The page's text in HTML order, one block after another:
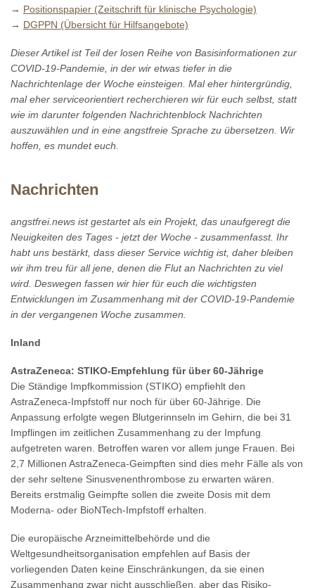
→ Positionspapier (Zeitschrift für klinische Psychologie)
→ DGPPN (Übersicht für Hilfsangebote)
Dieser Artikel ist Teil der losen Reihe von Basisinformationen zur
COVID-19-Pandemie, in der wir etwas tiefer in die
Nachrichtenlage der Woche einsteigen. Mal eher hintergründig,
mal eher serviceorientiert recherchieren wir für euch selbst, statt
wie im darunter folgenden Nachrichtenblock Nachrichten
auszuwählen und in eine angstfreie Sprache zu übersetzen. Wir
hoffen, es mundet euch.
Nachrichten
angstfrei.news ist gestartet als ein Projekt, das unaufgeregt die
Neuigkeiten des Tages - jetzt der Woche - zusammenfasst. Ihr
habt uns bestärkt, dass dieser Service wichtig ist, daher bleiben
wir ihm treu für all jene, denen die Flut an Nachrichten zu viel
wird. Deswegen fassen wir hier für euch die wichtigsten
Entwicklungen im Zusammenhang mit der COVID-19-Pandemie
in der vergangenen Woche zusammen.
Inland
AstraZeneca: STIKO-Empfehlung für über 60-Jährige
Die Ständige Impfkommission (STIKO) empfiehlt den
AstraZeneca-Impfstoff nur noch für über 60-Jährige. Die
Anpassung erfolgte wegen Blutgerinnseln im Gehirn, die bei 31
Impflingen im zeitlichen Zusammenhang zu der Impfung
aufgetreten waren. Betroffen waren vor allem junge Frauen. Bei
2,7 Millionen AstraZeneca-Geimpften sind dies mehr Fälle als von
der sehr seltene Sinusvenenthrombose zu erwarten wären.
Bereits erstmalig Geimpfte sollen die zweite Dosis mit dem
Moderna- oder BioNTech-Impfstoff erhalten.
Die europäische Arzneimittelbehörde und die
Weltgesundheitsorganisation empfehlen auf Basis der
vorliegenden Daten keine Einschränkungen, da sie einen
Zusammenhang zwar nicht ausschließen, aber das Risiko-